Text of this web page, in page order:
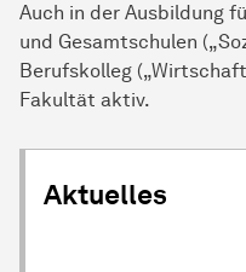
Auch in der Ausbildung
und Gesamtschulen
Berufskolleg
Fakultät aktiv.
Aktuelles